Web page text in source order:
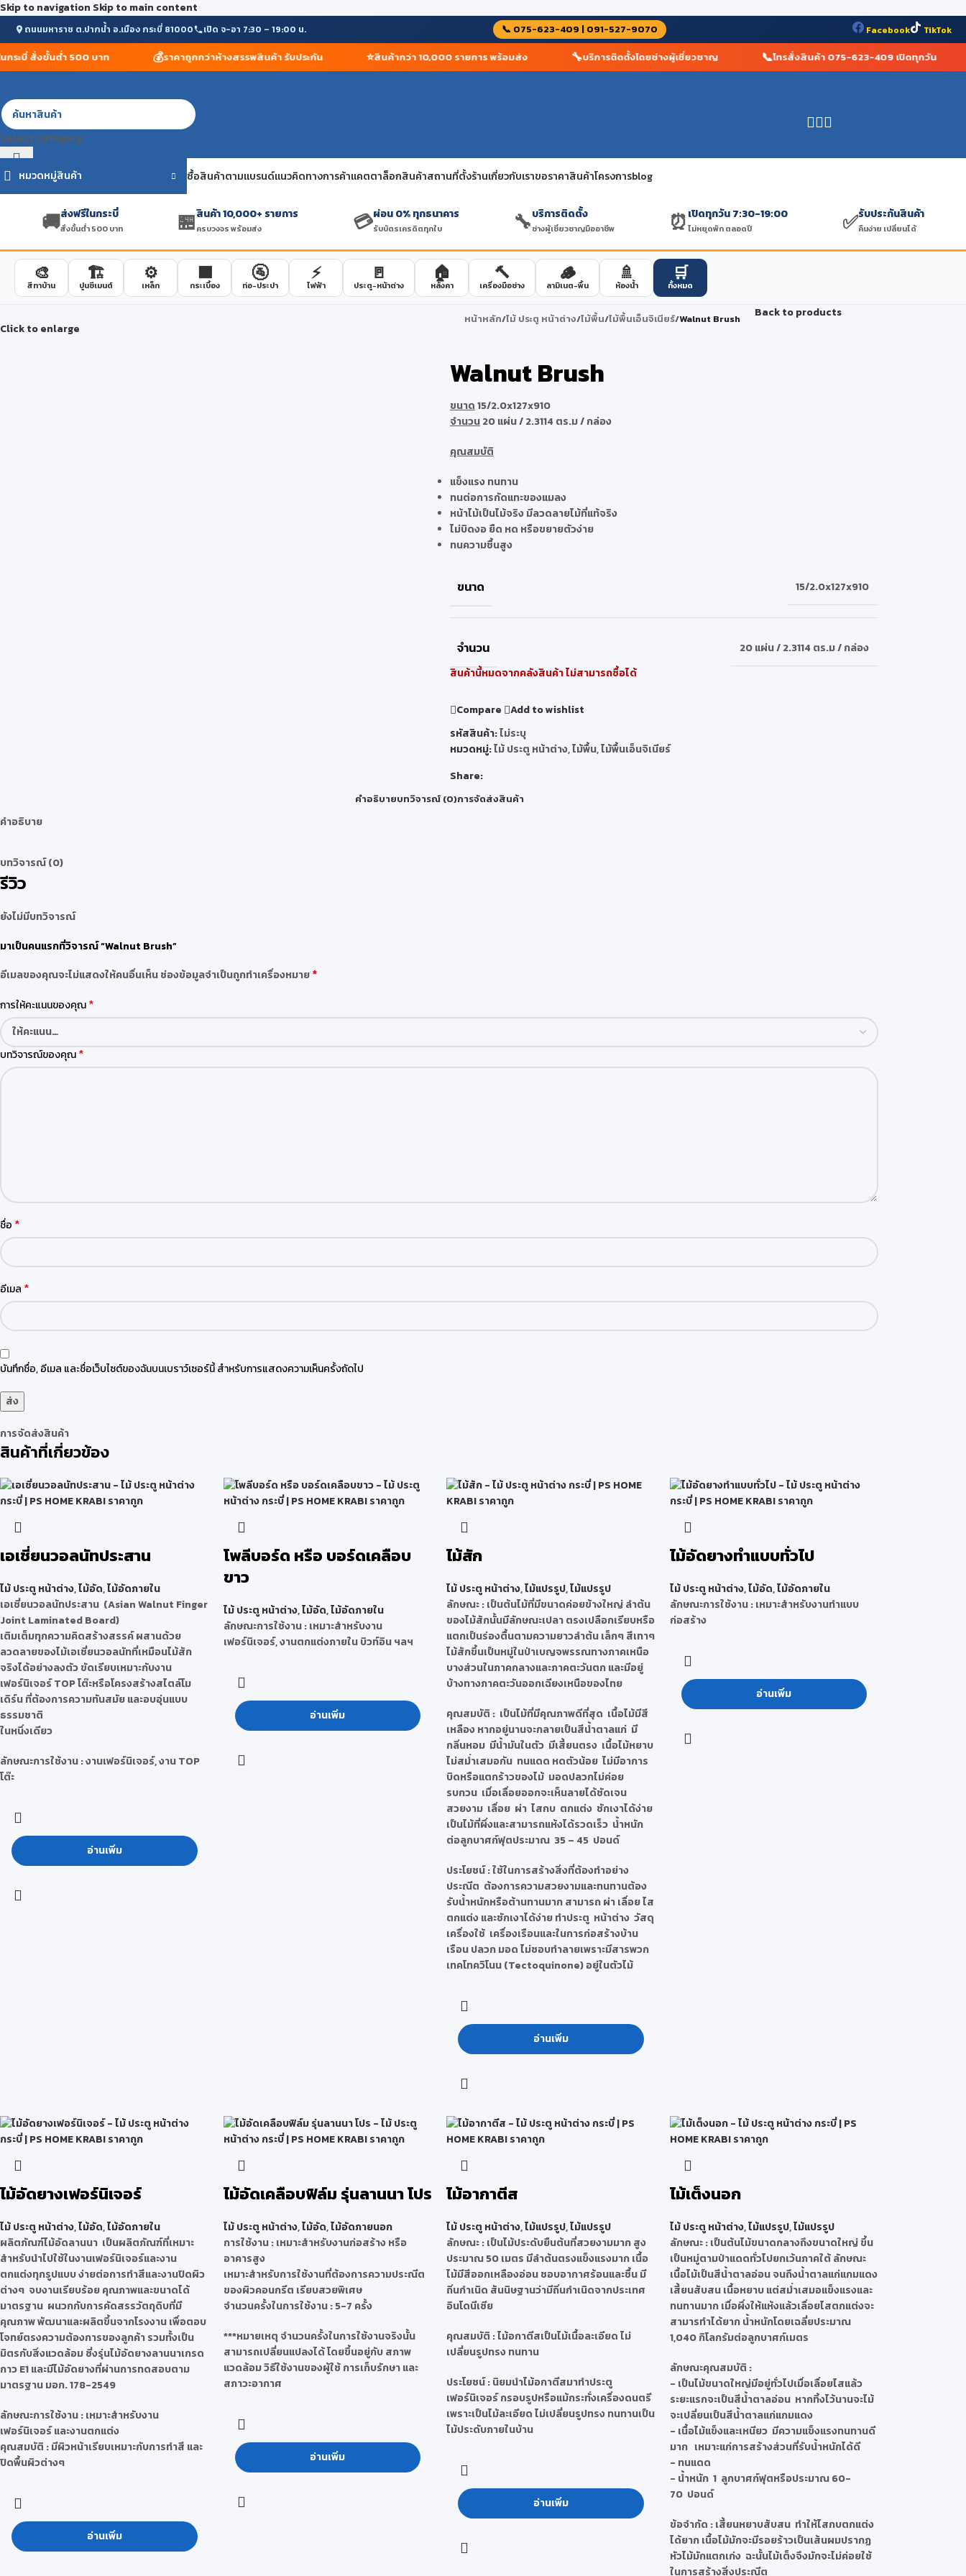
Skip to navigation Skip to main content
ถนนมหาราช ต.ปากน้ำ อ.เมือง กระบี่ 81000 เปิด จ-อา 7:30 – 19:00 น. 📞 075-623-409 | 091-527-9070 Facebook TikTok
บี่ สั่งขั้นต่ำ 500 บาท ราคาถูกกว่าห้างสรรพสินค้า รับประกัน สินค้ากว่า 10,000 รายการ พร้อมส่ง บริการติดตั้งโดยช่างผู้เชี่ยวชาญ โทรสั่งสินค้า 075-623-409 เปิดทุกวัน
Select category
หมวดหมู่สินค้า ซื้อสินค้าตามแบรนด์แนวคิดทางการค้าแคตตาล็อกสินค้าสถานที่ตั้งร้านเกี่ยวกับเราขอราคาสินค้าโครงการblog
🚚ส่งฟรีในกระบี่
สั่งขั้นต่ำ 500 บาท 🏪สินค้า 10,000+ รายการ
ครบวงจร พร้อมส่ง 💳ผ่อน 0% ทุกธนาคาร
รับบัตรเครดิตทุกใบ 🔧บริการติดตั้ง
ช่างผู้เชี่ยวชาญมืออาชีพ ⏰เปิดทุกวัน 7:30-19:00
ไม่หยุดพัก ตลอดปี ✅รับประกันสินค้า
คืนง่าย เปลี่ยนได้
🎨
สีทาบ้าน
🏗️
ปูนซีเมนต์
⚙️
เหล็ก
🟫
กระเบื้อง
🚰
ท่อ-ประปา
⚡
ไฟฟ้า
🚪
ประตู-หน้าต่าง
🏠
หลังคา
🔨
เครื่องมือช่าง
🪵
ลามิเนต-พื้น
🚿
ห้องน้ำ
🛒
ทั้งหมด
Click to enlarge
หน้าหลัก/ไม้ ประตู หน้าต่าง/ไม้พื้น/ไม้พื้นเอ็นจิเนียร์/Walnut Brush Back to products
Walnut Brush
ขนาด15/2.0x127x910
จำนวน20 แผ่น / 2.3114 ตร.ม / กล่อง
คุณสมบัติ
แข็งแรง ทนทาน
ทนต่อการกัดแทะของแมลง
หน้าไม้เป็นไม้จริง มีลวดลายไม้ที่แท้จริง
ไม่บิดงอ ยืด หด หรือขยายตัวง่าย
ทนความชื้นสูง
ขนาด 15/2.0x127x910
จำนวน
20 แผ่น / 2.3114 ตร.ม / กล่อง
สินค้านี้หมดจากคลังสินค้า ไม่สามารถซื้อได้
Compare
Add to wishlist
รหัสสินค้า:ไม่ระบุ
หมวดหมู่:ไม้ ประตู หน้าต่าง,ไม้พื้น,ไม้พื้นเอ็นจิเนียร์
Share:
คำอธิบายบทวิจารณ์ (0)การจัดส่งสินค้า
คำอธิบาย
บทวิจารณ์ (0)
รีวิว
ยังไม่มีบทวิจารณ์
มาเป็นคนแรกที่วิจารณ์ “Walnut Brush”
อีเมลของคุณจะไม่แสดงให้คนอื่นเห็นช่องข้อมูลจำเป็นถูกทำเครื่องหมาย*
การให้คะแนนของคุณ*
บทวิจารณ์ของคุณ*
ชื่อ *
อีเมล *
บันทึกชื่อ, อีเมล และชื่อเว็บไซต์ของฉันบนเบราว์เซอร์นี้ สำหรับการแสดงความเห็นครั้งถัดไป
การจัดส่งสินค้า
สินค้าที่เกี่ยวข้อง
เอเชี่ยนวอลนัทประสาน
ไม้ ประตู หน้าต่าง,ไม้อัด,ไม้อัดภายใน
เอเชี่ยนวอลนัทประสาน (Asian Walnut Finger
Joint Laminated Board)
เติมเต็มทุกความคิดสร้างสรรค์ ผสานด้วย
ลวดลายของไม้เอเชี่ยนวอลนัทที่เหมือนไม้สัก
จริงได้อย่างลงตัว ขัดเรียบเหมาะกับงาน
เฟอร์นิเจอร์ TOP โต๊ะหรือโครงสร้างสไตล์โม
เดิร์น ที่ต้องการความทันสมัย และอบอุ่นแบบ
ธรรมชาติ
ในหนึ่งเดียว
ลักษณะการใช้งาน : งานเฟอร์นิเจอร์, งาน TOP
โต๊ะ
อ่านเพิ่ม
โพลีบอร์ด หรือ บอร์ดเคลือบ
ขาว
ไม้ ประตู หน้าต่าง,ไม้อัด,ไม้อัดภายใน
ลักษณะการใช้งาน : เหมาะสำหรับงาน
เฟอร์นิเจอร์, งานตกแต่งภายใน บิวท์อิน ฯลฯ
อ่านเพิ่ม
ไม้สัก
ไม้ ประตู หน้าต่าง,ไม้แปรรูป,ไม้แปรรูป
ลักษณะ: เป็นต้นไม้ที่มีขนาดค่อยข้างใหญ่ ลำต้น
ของไม้สักนั้นมีลักษณะเปลา ตรงเปลือกเรียบหรือ
แตกเป็นร่องตื้นตามความยาวลำต้น เล็กๆ สีเทาๆ
ไม้สักขึ้นเป็นหมู่ในป่าเบญจพรรณทางภาคเหนือ
บางส่วนในภาคกลางและภาคตะวันตก และมีอยู่
บ้างทางภาคตะวันออกเฉียงเหนือของไทย
คุณสมบัติ : เป็นไม้ที่มีคุณภาพดีที่สุด เนื้อไม้มีสี
เหลือง หากอยู่นานจะกลายเป็นสีน้ำตาลแก่ มี
กลิ่นหอม มีน้ำมันในตัว มีเสี้ยนตรง เนื้อไม้หยาบ
ไม่สม่ำเสมอกัน ทนแดด หดตัวน้อย ไม่มีอาการ
บิดหรือแตกร้าวของไม้ มอดปลวกไม่ค่อย
รบกวน เมื่อเลื่อยออกจะเห็นลายได้ชัดเจน
สวยงาม เลื่อย ผ่า ไสกบ ตกแต่ง ชักเงาได้ง่าย
เป็นไม้ที่ผึ่งและสามารถแห้งได้รวดเร็ว น้ำหนัก
ต่อลูกบาศก์ฟุตประมาณ 35 – 45 ปอนด์
ประโยชน์: ใช้ในการสร้างสิ่งที่ต้องทำอย่าง
ประณีต ต้องการความสวยงามและทนทานต้อง
รับน้ำหนักหรือต้านทานมาก สามารถ ผ่า เลื่อย ไส
ตกแต่ง และชักเงาได้ง่าย ทำประตู หน้าต่าง วัสดุ
เครื่องใช้ เครื่องเรือนและในการก่อสร้างบ้าน
เรือน ปลวก มอด ไม่ชอบทำลายเพราะมีสารพวก
เทคโทควิโนน (Tectoquinone) อยู่ในตัวไม้
อ่านเพิ่ม
ไม้อัดยางทำแบบทั่วไป
ไม้ ประตู หน้าต่าง,ไม้อัด,ไม้อัดภายใน
ลักษณะการใช้งาน :เหมาะสำหรับงานทำแบบ
ก่อสร้าง
อ่านเพิ่ม
ไม้อัดยางเฟอร์นิเจอร์
ไม้ ประตู หน้าต่าง,ไม้อัด,ไม้อัดภายใน
ผลิตภัณฑ์ไม้อัดลานนา เป็นผลิตภัณฑ์ที่เหมาะ
สำหรับนำไปใช้ในงานเฟอร์นิเจอร์และงาน
ตกแต่งทุกรูปแบบ ง่ายต่อการทำสีและงานปิดผิว
ต่างๆ จบงานเรียบร้อย คุณภาพและขนาดได้
มาตรฐาน ผนวกกับการคัดสรรวัตถุดิบที่มี
คุณภาพ พัฒนาและผลิตขึ้นจากโรงงาน เพื่อตอบ
โจทย์ตรงความต้องการของลูกค้า รวมทั้งเป็น
มิตรกับสิ่งแวดล้อม ซี่งรุ่นไม้อัดยางลานนาเกรด
กาว E1 และมีไม้อัดยางที่ผ่านการทดสอบตาม
มาตรฐาน มอก. 178-2549
ลักษณะการใช้งาน :เหมาะสำหรับงาน
เฟอร์นิเจอร์ และงานตกแต่ง
คุณสมบัติ :มีผิวหน้าเรียบเหมาะกับการทำสี และ
ปิดพื้นผิวต่างๆ
อ่านเพิ่ม
ไม้อัดเคลือบฟิล์ม รุ่นลานนา โปร
ไม้ ประตู หน้าต่าง,ไม้อัด,ไม้อัดภายนอก
การใช้งาน : เหมาะสำหรับงานก่อสร้าง หรือ
อาคารสูง
เหมาะสำหรับการใช้งานที่ต้องการความประณีต
ของผิวคอนกรีต เรียบสวยพิเศษ
จำนวนครั้งในการใช้งาน : 5-7 ครั้ง
***หมายเหตุ จำนวนครั้งในการใช้งานจริงนั้น
สามารถเปลี่ยนแปลงได้ โดยขึ้นอยู่กับ สภาพ
แวดล้อม วิธีใช้งานของผู้ใช้ การเก็บรักษา และ
สภาวะอากาศ
อ่านเพิ่ม
ไม้อากาตีส
ไม้ ประตู หน้าต่าง,ไม้แปรรูป,ไม้แปรรูป
ลักษณะ: เป็นไม้ประดับยืนต้นที่สวยงามมาก สูง
ประมาณ 50 เมตร มีลำต้นตรงแข็งแรงมาก เนื้อ
ไม้มีสีออกเหลืองอ่อน ชอบอากาศร้อนและชื้น มี
ถิ่นกำเนิด สันนิษฐานว่ามีถิ่นกำเนิดจากประเทศ
อินโดนีเซีย
คุณสมบัติ : ไม้อกาตีสเป็นไม้เนื้อละเอียด ไม่
เปลี่ยนรูปทรง ทนทาน
ประโยชน์: นิยมนำไม้อกาตีสมาทำประตู
เฟอร์นิเจอร์ กรอบรูปหรือแม้กระทั่งเครื่องดนตรี
เพราะเป็นไม้ละเอียด ไม่เปลี่ยนรูปทรง ทนทานเป็น
ไม้ประดับภายในบ้าน
อ่านเพิ่ม
ไม้เต็งนอก
ไม้ ประตู หน้าต่าง,ไม้แปรรูป,ไม้แปรรูป
ลักษณะ: เป็นต้นไม้ขนาดกลางถึงขนาดใหญ่ ขึ้น
เป็นหมู่ตามป่าแดดทั่วไปยกเว้นภาคใต้ ลักษณะ
เนื้อไม้เป็นสีน้ำตาลอ่อน จนถึงน้ำตาลแก่แกมแดง
เสี้ยนสับสน เนื้อหยาบ แต่สม่ำเสมอแข็งแรงและ
ทนทานมาก เมื่อผึ่งให้แห้งแล้วเลื่อยไสตกแต่งจะ
สามารทำได้ยาก น้ำหนักโดยเฉลี่ยประมาณ
1,040 กิโลกรัมต่อลูกบาศก์เมตร
ลักษณะคุณสมบัติ :
- เป็นไม้ขนาดใหญ่มีอยู่ทั่วไปเมื่อเลื่อยไสแล้ว
ระยะแรกจะเป็นสีน้ำตาลอ่อน หากทิ้งไว้นานจะไม้
จะเปลี่ยนเป็นสีน้ำตาลแก่แกมแดง
- เนื้อไม้แข็งและเหนียว มีความแข็งแรงทนทานดี
มาก เหมาะแก่การสร้างส่วนที่รับน้ำหนักได้ดี
- ทนแดด
- น้ำหนัก 1 ลูกบาศก์ฟุตหรือประมาณ 60-
70 ปอนด์
ข้อจำกัด : เสี้ยนหยาบสับสน ทำให้ไสกบตกแต่ง
ได้ยาก เนื้อไม้มักจะมีรอยร้าวเป็นเส้นผมปรากฏ
หัวไม้มักแตกเก่ง ฉะนั้นไม้เต็งจึงมักจะไม่ค่อยใช้
ในการสร้างสิ่งประณีต